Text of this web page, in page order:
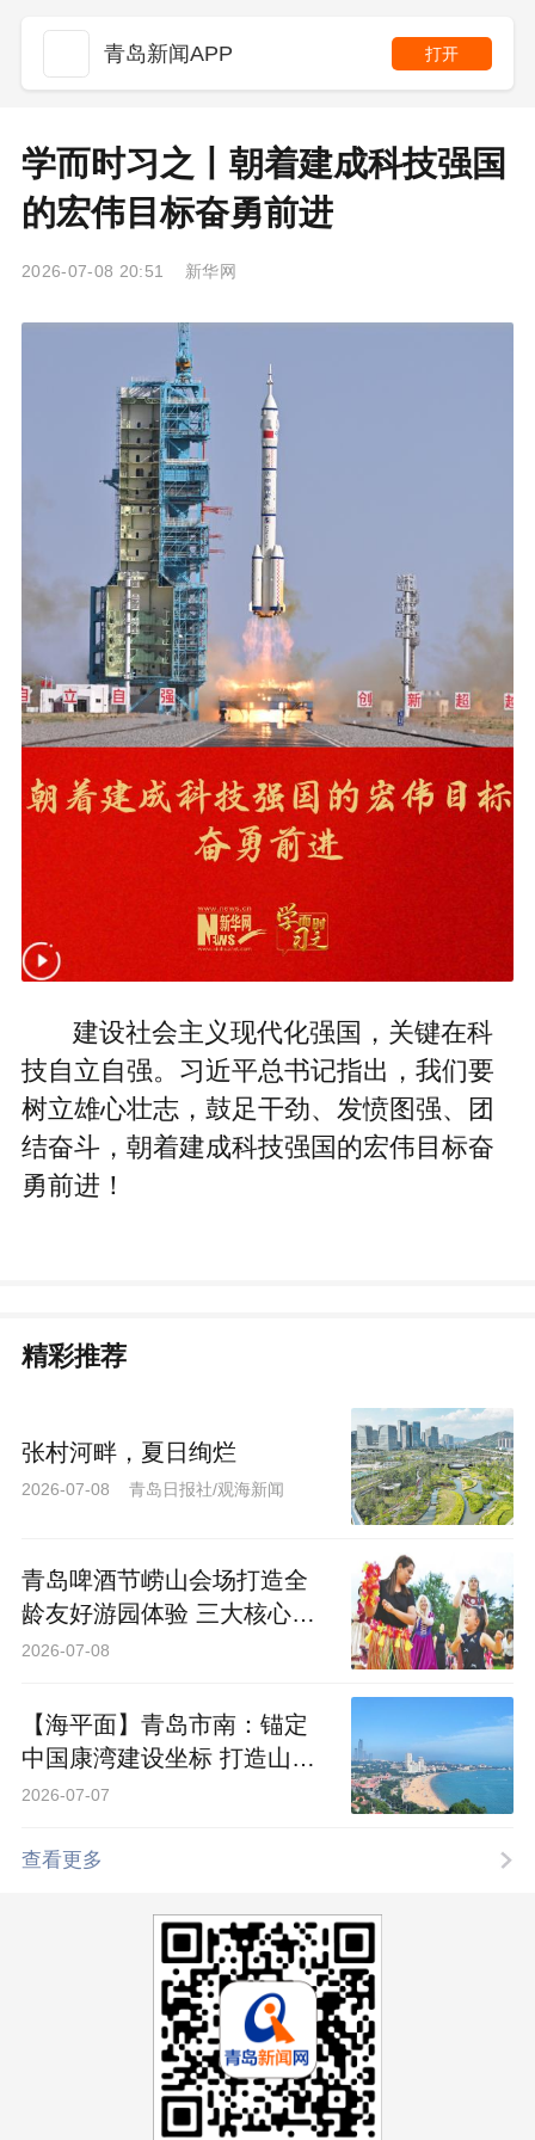
青岛新闻APP 打开
学而时习之丨朝着建成科技强国
的宏伟目标奋勇前进
2026-07-08 20:51 新华网
建设社会主义现代化强国，关键在科
技自立自强。习近平总书记指出，我们要
树立雄心壮志，鼓足干劲、发愤图强、团
结奋斗，朝着建成科技强国的宏伟目标奋
勇前进！
精彩推荐
张村河畔，夏日绚烂
2026-07-08 青岛日报社/观海新闻
青岛啤酒节崂山会场打造全
龄友好游园体验 三大核心乐
园喊你来“嗨啤”
2026-07-08
【海平面】青岛市南：锚定
中国康湾建设坐标 打造山海
共生的康养样板
2026-07-07
查看更多